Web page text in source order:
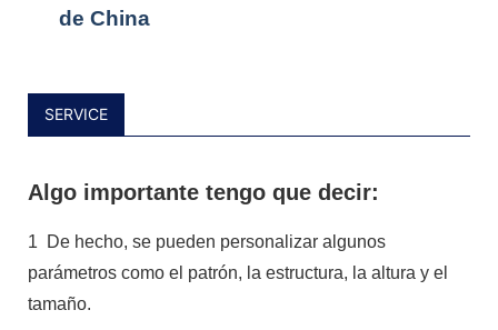
de China
SERVICE
Algo importante tengo que decir:
1
De hecho, se pueden personalizar algunos
parámetros como el patrón, la estructura, la altura y el
tamaño.